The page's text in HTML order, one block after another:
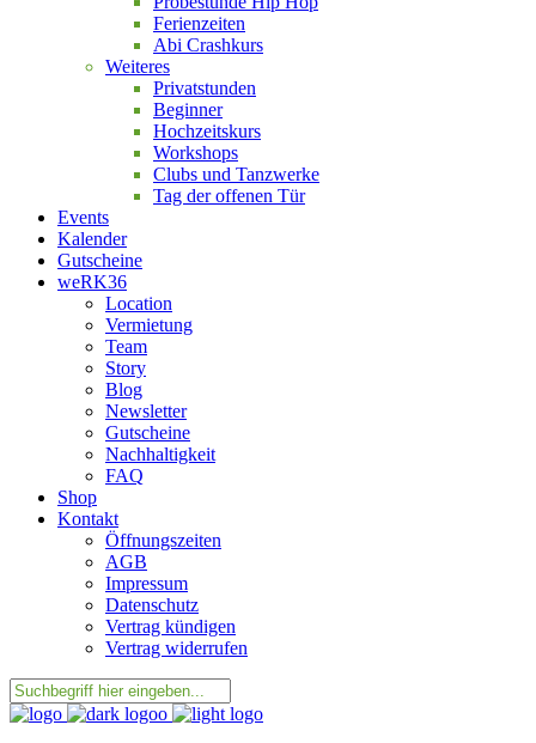
Ferienzeiten
Abi Crashkurs
Weiteres
Privatstunden
Beginner
Hochzeitskurs
Workshops
Clubs und Tanzwerke
Tag der offenen Tür
Events
Kalender
Gutscheine
weRK36
Location
Vermietung
Team
Story
Blog
Newsletter
Gutscheine
Nachhaltigkeit
FAQ
Shop
Kontakt
Öffnungszeiten
AGB
Impressum
Datenschutz
Vertrag kündigen
Vertrag widerrufen